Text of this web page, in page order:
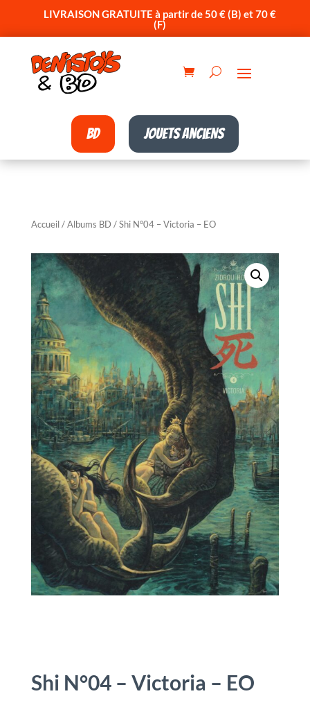
LIVRAISON GRATUITE à partir de 50 € (B) et 70 €
(F)
BD Jouets anciens
Accueil/Albums BD / Shi N°04 – Victoria – EO
Shi N°04 – Victoria – EO